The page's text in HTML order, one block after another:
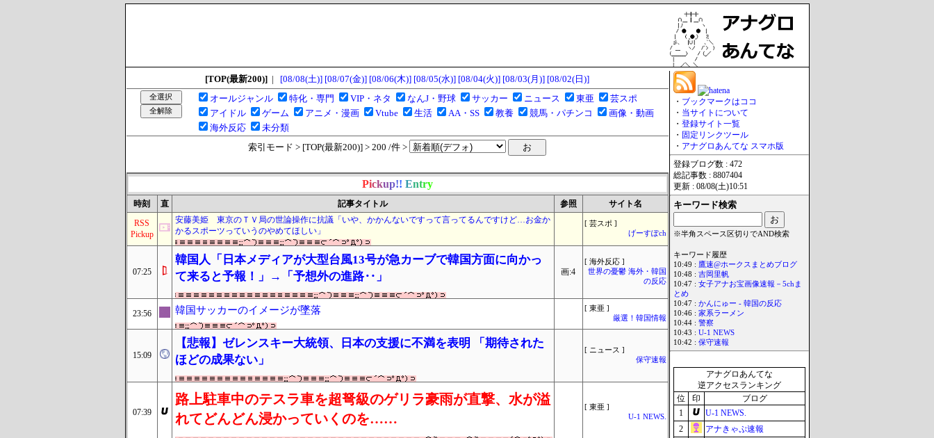
[TOP(最新200)] | [08/08(土)] [08/07(金)] [08/06(木)] [08/05(水)] [08/04(火)] [08/03(月)] [08/02(日)]
オールジャンル
特化・専門 VIP・ネタ なんJ・野球 サッカー ニュース 東亜
芸スポ
アイドル
ゲーム アニメ・漫画 Vtube 生活 AA・SS 教養 競馬・パチンコ
画像・動画
海外反応
未分類
索引モード > [TOP(最新200)] > 200 /件 >
Pickup!! Entry
時刻 直 記事タイトル 参照
サイト名
RSS
Pickup
安藤美姫 東京のＴＶ局の世論操作に抗議「いや、かかんないですって言ってるんですけど…お金か
かるスポーツっていうのやめてほしい」
[ 芸スポ ]
げーすぽch
07:25
韓国人「日本メディアが大型台風13号が急カーブで韓国方面に向かっ
て来ると予報！」→「予想外の進路‥」
画:4
[ 海外反応 ]
世界の憂鬱 海外・韓国
の反応
23:56 韓国サッカーのイメージが墜落
[ 東亜 ]
厳選！韓国情報
15:09
【悲報】ゼレンスキー大統領、日本の支援に不満を表明 「期待された
ほどの成果ない」
[ ニュース ]
保守速報
07:39
路上駐車中のテスラ車を超弩級のゲリラ豪雨が直撃、水が溢
れてどんどん浸かっていくのを……
[ 東亜 ]
U-1 NEWS.
・ ブックマークはココ
・ 当サイトについて
・ 登録サイト一覧
・ 固定リンクツール
・ アナグロあんてな スマホ版
登録ブログ数 : 472
総記事数 : 8807404
更新 : 08/08(土)10:51
キーワード検索
※半角スペース区切りでAND検索
キーワード履歴
10:49 : 鷹速@ホークスまとめブログ
10:48 : 吉岡里帆
10:47 : 女子アナお宝画像速報－5chま
とめ
10:47 : かんにゅー - 韓国の反応
10:46 : 家系ラーメン
10:44 : 警察
10:43 : U-1 NEWS
10:42 : 保守速報
アナグロあんてな
逆アクセスランキング
位
印
ブログ
1
U-1 NEWS.
2
アナきゃぷ速報